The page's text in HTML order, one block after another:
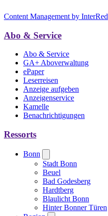
Content Management by InterRed
Abo & Service
Abo & Service
GA+ Aboverwaltung
ePaper
Leserreisen
Anzeige aufgeben
Anzeigenservice
Kamelle
Benachrichtigungen
Ressorts
Bonn
Stadt Bonn
Beuel
Bad Godesberg
Hardtberg
Blaulicht Bonn
Hinter Bonner Türen